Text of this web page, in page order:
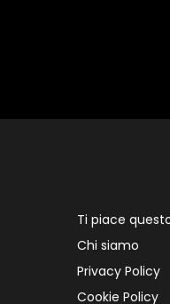
Ti piace
Chi siamo
Privacy Policy
Cookie Policy